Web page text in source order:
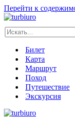
Перейти к
Искать...
Билет
Карта
Маршрут
Поход
Путешествие
Экскурсия